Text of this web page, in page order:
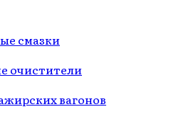
смазки
очистители
вагонов